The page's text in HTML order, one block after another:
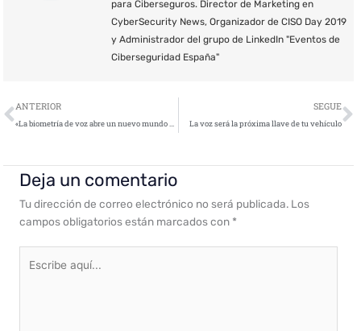
para Ciberseguros. Director de Marketing en
CyberSecurity News, Organizador de CISO Day 2019
y Administrador del grupo de LinkedIn "Eventos de
Ciberseguridad España"
Ant
ANTERIOR
«La biometría de voz abre un nuevo mundo de posibilidades en lo que a ciberseguridad aplicada al uso de altavoces inteligentes se refiere»
SEGUE
La voz será la próxima llave de tu vehículo
Deja un comentario
Tu dirección de correo electrónico no será publicada. Los
campos obligatorios están marcados con *
aquí...